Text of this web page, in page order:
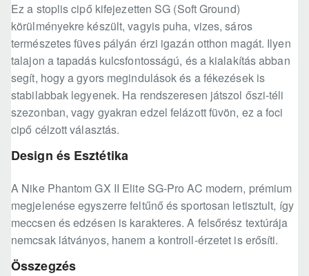
Ez a stoplis cipő kifejezetten SG (Soft Ground)
körülményekre készült, vagyis puha, vizes, sáros
természetes füves pályán érzi igazán otthon magát. Ilyen
talajon a tapadás kulcsfontosságú, és a kialakítás abban
segít, hogy a gyors megindulások és a fékezések is
stabilabbak legyenek. Ha rendszeresen játszol őszi-téli
szezonban, vagy gyakran edzel felázott füvön, ez a foci
cipő célzott választás.
Design és Esztétika
A Nike Phantom GX II Elite SG-Pro AC modern, prémium
megjelenése egyszerre feltűnő és sportosan letisztult, így
meccsen és edzésen is karakteres. A felsőrész textúrája
nemcsak látványos, hanem a kontroll-érzetet is erősíti.
Összegzés